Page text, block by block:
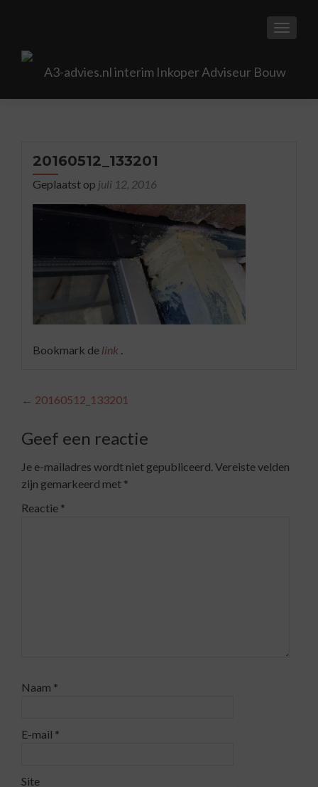
20160512_133201
Geplaatst op juli 12, 2016
Bookmark de link .
Berichtnavigatie
← 20160512_133201
Geef een reactie
Je e-mailadres wordt niet gepubliceerd.Vereiste velden
zijn gemarkeerd met *
Reactie *
Naam *
E-mail *
Site